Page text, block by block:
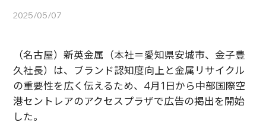
2025/05/07
（名古屋）新英金属（本社＝愛知県安城市、金子豊
久社長）は、ブランド認知度向上と金属リサイクル
の重要性を広く伝えるため、4月1日から中部国際空
港セントレアのアクセスプラザで広告の掲出を開始
した。